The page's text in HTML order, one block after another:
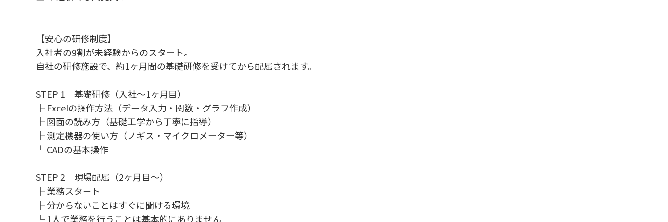
──────────────────────
【安心の研修制度】
入社者の9割が未経験からのスタート。
自社の研修施設で、約1ヶ月間の基礎研修を受けてから配属されます。
STEP 1｜基礎研修（入社～1ヶ月目）
├ Excelの操作方法（データ入力・関数・グラフ作成）
├ 図面の読み方（基礎工学から丁寧に指導）
├ 測定機器の使い方（ノギス・マイクロメーター等）
└ CADの基本操作
STEP 2｜現場配属（2ヶ月目～）
├ 業務スタート
├ 分からないことはすぐに聞ける環境
└ 1人で業務を行うことは基本的にありません